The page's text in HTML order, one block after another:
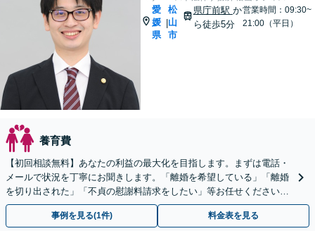
愛
媛
県
|
松
山
市
県庁前駅 か
ら徒歩5分
営業時間：09:30~
21:00（平日）
養育費
【初回相談無料】あなたの利益の最大化を目指します。まずは電話・
メールで状況を丁寧にお聞きします。「離婚を希望している」「離婚
を切り出された」「不貞の慰謝料請求をしたい」等お任せください。
【リーズナブルな料金設定】
事例を見る(1件) 料金表を見る